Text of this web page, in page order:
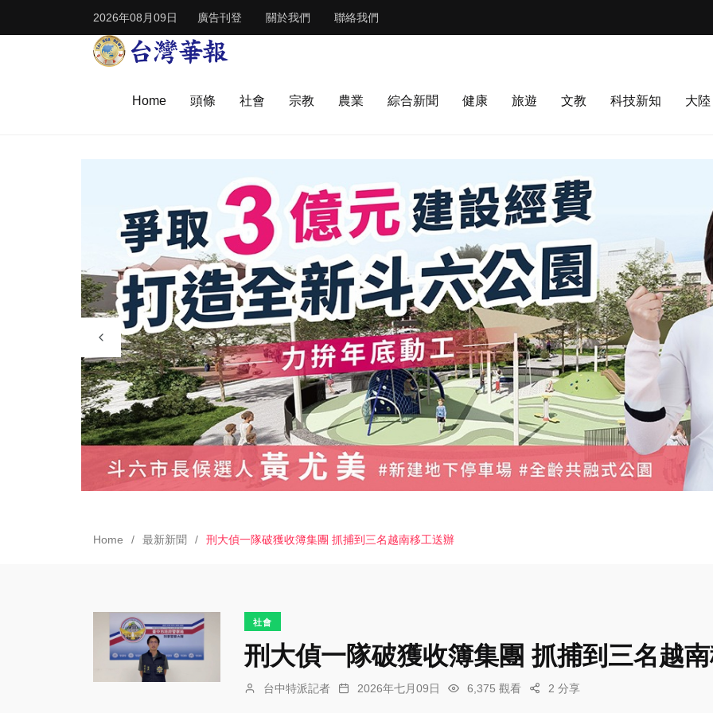
2026年08月09日 廣告刊登 關於我們 聯絡我們
Home 頭條 社會 宗教 農業 綜合新聞 健康 旅遊 文教 科技新知 大陸
Home 最新新聞 刑大偵一隊破獲收簿集團 抓捕到三名越南移工送辦
社會
刑大偵一隊破獲收簿集團 抓捕到三名越
台中特派記者 2026年七月09日 6,375 觀看 2 分享